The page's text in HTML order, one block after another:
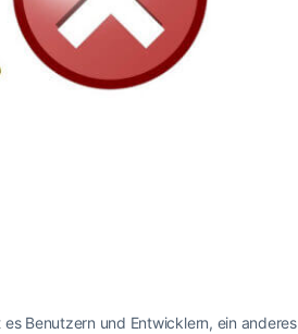
Benutzern und Entwicklern, ein anderes